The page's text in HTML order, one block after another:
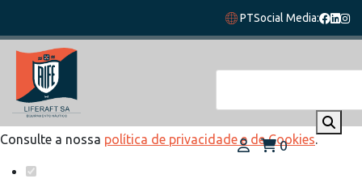
Defina as suas preferências de cookies
para este website.
Este website utiliza cookies estritamente necessários,
analíticos e funcionais, para lhe oferecer uma boa experiência
de navegação e acesso a todas as funcionalidades.
Consulte a nossa política de privacidade e de Cookies.
PTSocial Media:
0